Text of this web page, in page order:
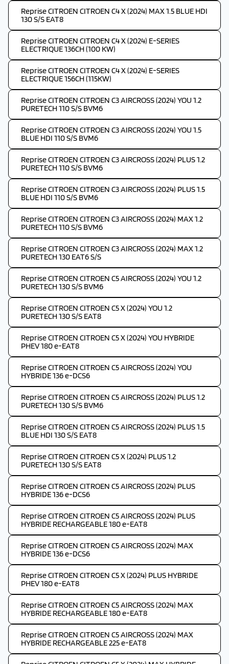
Reprise CITROEN CITROEN C4 X (2024) MAX 1.5 BLUE HDI
130 S/S EAT8
Reprise CITROEN CITROEN C4 X (2024) E-SERIES
ELECTRIQUE 136CH (100 KW)
Reprise CITROEN CITROEN C4 X (2024) E-SERIES
ELECTRIQUE 156CH (115KW)
Reprise CITROEN CITROEN C3 AIRCROSS (2024) YOU 1.2
PURETECH 110 S/S BVM6
Reprise CITROEN CITROEN C3 AIRCROSS (2024) YOU 1.5
BLUE HDI 110 S/S BVM6
Reprise CITROEN CITROEN C3 AIRCROSS (2024) PLUS 1.2
PURETECH 110 S/S BVM6
Reprise CITROEN CITROEN C3 AIRCROSS (2024) PLUS 1.5
BLUE HDI 110 S/S BVM6
Reprise CITROEN CITROEN C3 AIRCROSS (2024) MAX 1.2
PURETECH 110 S/S BVM6
Reprise CITROEN CITROEN C3 AIRCROSS (2024) MAX 1.2
PURETECH 130 EAT6 S/S
Reprise CITROEN CITROEN C5 AIRCROSS (2024) YOU 1.2
PURETECH 130 S/S BVM6
Reprise CITROEN CITROEN C5 X (2024) YOU 1.2
PURETECH 130 S/S EAT8
Reprise CITROEN CITROEN C5 X (2024) YOU HYBRIDE
PHEV 180 e-EAT8
Reprise CITROEN CITROEN C5 AIRCROSS (2024) YOU
HYBRIDE 136 e-DCS6
Reprise CITROEN CITROEN C5 AIRCROSS (2024) PLUS 1.2
PURETECH 130 S/S BVM6
Reprise CITROEN CITROEN C5 AIRCROSS (2024) PLUS 1.5
BLUE HDI 130 S/S EAT8
Reprise CITROEN CITROEN C5 X (2024) PLUS 1.2
PURETECH 130 S/S EAT8
Reprise CITROEN CITROEN C5 AIRCROSS (2024) PLUS
HYBRIDE 136 e-DCS6
Reprise CITROEN CITROEN C5 AIRCROSS (2024) PLUS
HYBRIDE RECHARGEABLE 180 e-EAT8
Reprise CITROEN CITROEN C5 AIRCROSS (2024) MAX
HYBRIDE 136 e-DCS6
Reprise CITROEN CITROEN C5 X (2024) PLUS HYBRIDE
PHEV 180 e-EAT8
Reprise CITROEN CITROEN C5 AIRCROSS (2024) MAX
HYBRIDE RECHARGEABLE 180 e-EAT8
Reprise CITROEN CITROEN C5 AIRCROSS (2024) MAX
HYBRIDE RECHARGEABLE 225 e-EAT8